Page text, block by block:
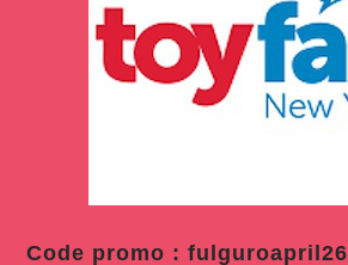
Code promo : fulguroapril26